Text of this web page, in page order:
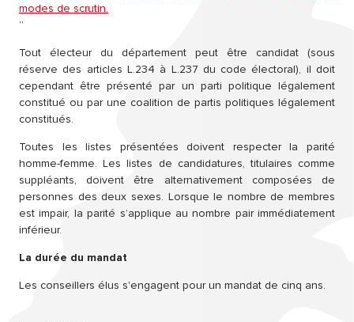
modes de scrutin.
”
Tout électeur du département peut être candidat (sous
réserve des articles L.234 à L.237 du code électoral), il doit
cependant être présenté par un parti politique légalement
constitué ou par une coalition de partis politiques légalement
constitués.
Toutes les listes présentées doivent respecter la parité
homme-femme. Les listes de candidatures, titulaires comme
suppléants, doivent être alternativement composées de
personnes des deux sexes. Lorsque le nombre de membres
est impair, la parité s’applique au nombre pair immédiatement
inférieur.
La durée du mandat
Les conseillers élus s'engagent pour un mandat de cinq ans.